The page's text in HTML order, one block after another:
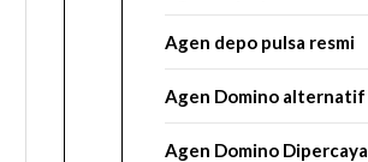
Agen depo pulsa resmi
Agen Domino alternatif
Agen Domino Dipercaya